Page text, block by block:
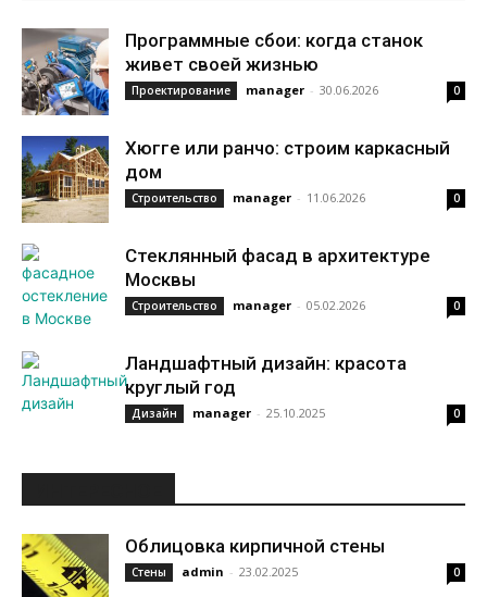
Программные сбои: когда станок
живет своей жизнью
Проектирование manager - 30.06.2026 0
Хюгге или ранчо: строим каркасный
дом
Строительство manager - 11.06.2026 0
Стеклянный фасад в архитектуре
Москвы
Строительство manager - 05.02.2026 0
Ландшафтный дизайн: красота
круглый год
Дизайн manager - 25.10.2025 0
Облицовка кирпичной стены
Стены admin - 23.02.2025 0